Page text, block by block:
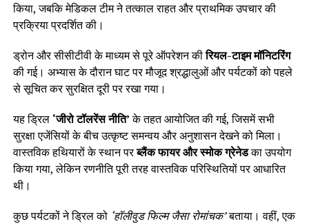
किया, जबकि मेडिकल टीम ने तत्काल राहत और प्राथमिक उपचार की
प्रक्रिया प्रदर्शित की।
ड्रोन और सीसीटीवी के माध्यम से पूरे ऑपरेशन कीरियल-टाइम मॉनिटरिंग
की गई। अभ्यास के दौरान घाट पर मौजूद श्रद्धालुओं और पर्यटकों को पहले
से सूचित कर सुरक्षित दूरी पर रखा गया।
यह ड्रिल ‘जीरो टॉलरेंस नीति’के तहत आयोजित की गई, जिसमें सभी
सुरक्षा एजेंसियों के बीच उत्कृष्ट समन्वय और अनुशासन देखने को मिला।
वास्तविक हथियारों के स्थान परब्लैंक फायर और स्मोक ग्रेनेडका उपयोग
किया गया, लेकिन रणनीति पूरी तरह वास्तविक परिस्थितियों पर आधारित
थी।
कुछ पर्यटकों ने ड्रिल को ‘हॉलीवुड फिल्म जैसा रोमांचक’बताया। वहीं, एक